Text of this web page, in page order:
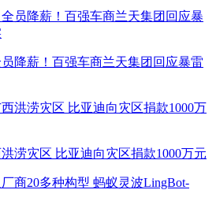
降薪！百强车商兰天集团回应暴雷
涝灾区 比亚迪向灾区捐款1000万元